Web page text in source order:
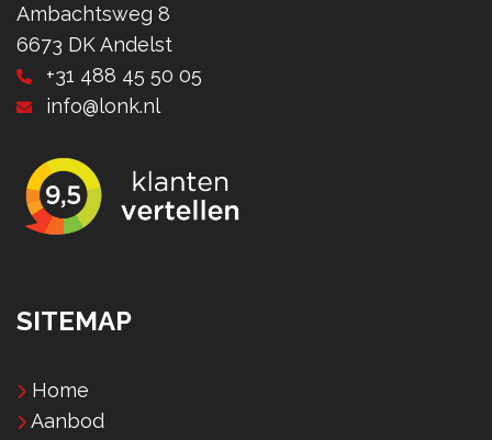
Ambachtsweg 8
6673 DK Andelst
+31 488 45 50 05
info@lonk.nl
SITEMAP
Home
Aanbod